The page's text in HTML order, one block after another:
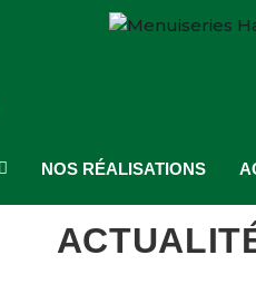
NOS RÉALISATIONS